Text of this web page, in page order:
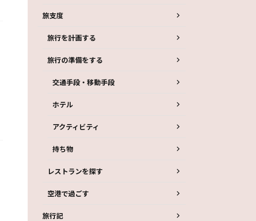
旅支度
旅行を計画する
旅行の準備をする
交通手段・移動手段
ホテル
アクティビティ
持ち物
レストランを探す
空港で過ごす
旅行記